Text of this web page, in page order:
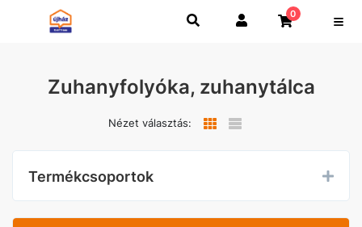
0
Zuhanyfolyóka, zuhanytálca
Nézet választás:
Termékcsoportok